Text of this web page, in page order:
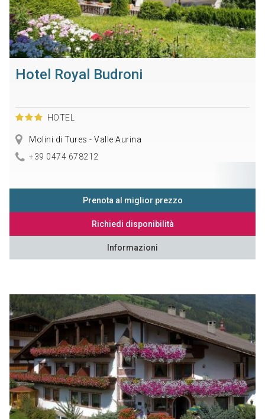
Hotel Royal Budroni
HOTEL
Molini di Tures - Valle Aurina
+39 0474 678212
Prenota al miglior prezzo
Richiedi disponibilità
Informazioni